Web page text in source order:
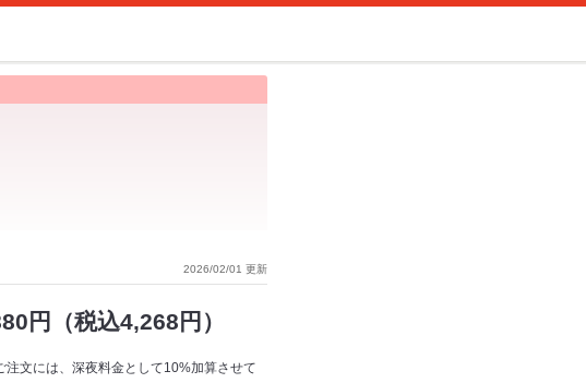
2026/02/01 更新
（税込4,268円）
文には、深夜料金として10%加算させて